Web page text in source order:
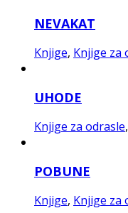
NEVAKAT
Knjige, Knjige za
UHODE
Knjige za odrasle,
POBUNE
Knjige, Knjige za